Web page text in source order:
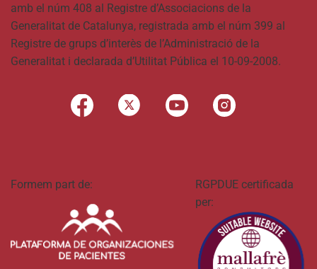
amb el núm 408 al Registre d’Associacions de la
Generalitat de Catalunya, registrada amb el núm 399 al
Registre de grups d’interès de l’Administració de la
Generalitat i declarada d’Utilitat Pública el 10-09-2008.
Formem part de:
RGPDUE certificada
per: